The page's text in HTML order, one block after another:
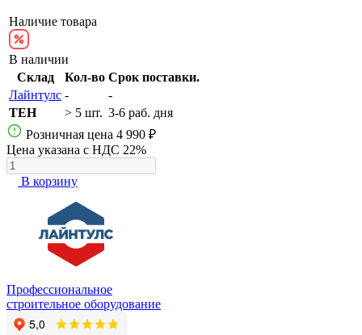
Наличие товара
В наличии
Склад
Кол-во Срок поставки.
Лайнтулс -
-
TEH
> 5 шт. 3-6 раб. дня
Розничная цена 4 990 ₽
Цена указана с НДС 22%
В корзину
Профессиональное
строительное оборудование